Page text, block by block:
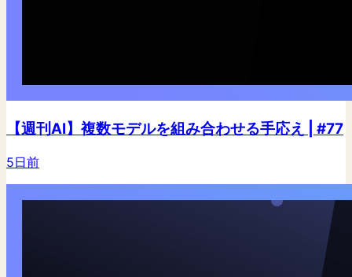
【週刊AI】複数モデルを組み合わせる手応え | #77
5日前